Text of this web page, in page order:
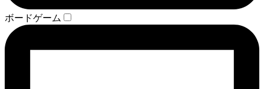
ボードゲーム